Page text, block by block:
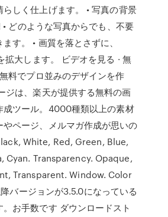
らしく仕上げます。 • 写真の背景
どのような写真からでも、不要
す。 • 画質を落とさずに、
拡大します。 ビデオを見る · 無
料でプロ並みのデザインを作
ジは、楽天が提供する無料の画
成ツール。4000種類以上の素材
やページ、メルマガ作成が思いの
White, Red, Green, Blue,
Cyan. Transparency. Opaque,
Transparent. Window. Color
バージョンが3.5.0になっている
お手数です ダウンロードスト